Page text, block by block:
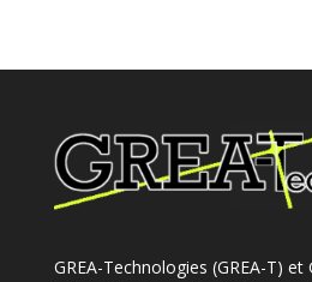
GREA-Technologies (GREA-T) et